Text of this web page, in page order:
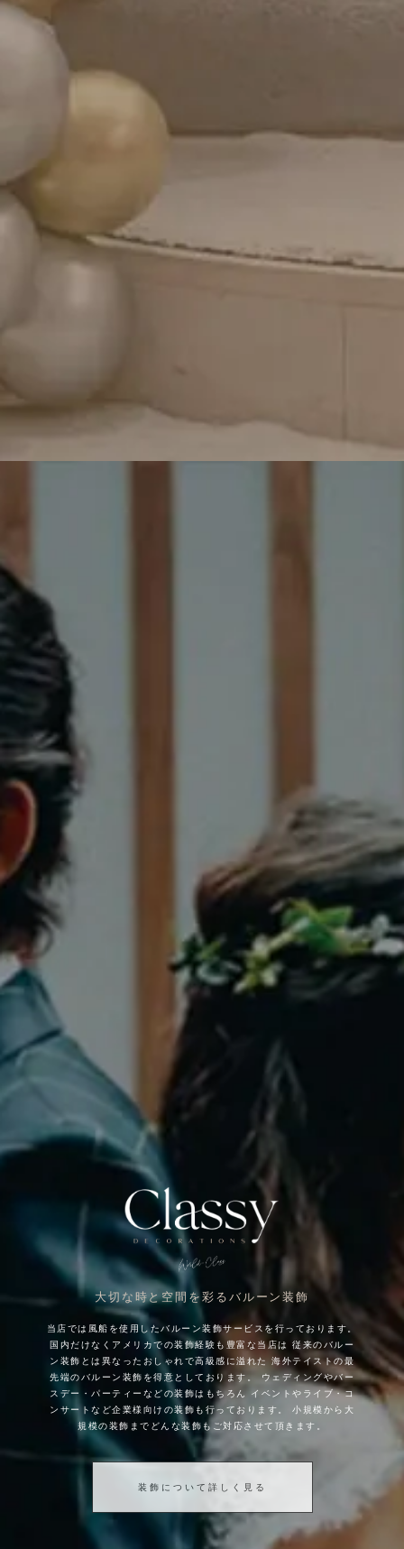
大切な時と空間を彩るバルーン装飾
当店では風船を使用したバルーン装飾サービスを行っております。
国内だけなくアメリカでの装飾経験も豊富な当店は
従来のバルー
ン装飾とは異なったおしゃれで高級感に溢れた
海外テイストの最
先端のバルーン装飾を得意としております。
ウェディングやバー
スデー・パーティーなどの装飾はもちろん
イベントやライブ・コ
ンサートなど企業様向けの装飾も行っております。
小規模から大
規模の装飾までどんな装飾もご対応させて頂きます。
装飾について詳しく見る